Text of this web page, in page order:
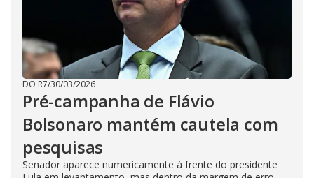
DO R7/30/03/2026
Pré-campanha de Flávio
Bolsonaro mantém cautela com
pesquisas
Senador aparece numericamente à frente do presidente